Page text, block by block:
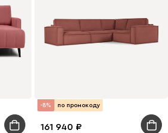
-8% по промокоду
161 940